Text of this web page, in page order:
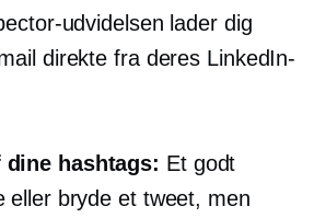
udvidelsen lader dig
direkte fra deres LinkedIn-
hashtags: Et godt
eller bryde et tweet, men